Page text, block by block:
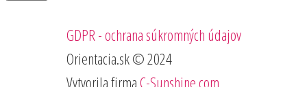
GDPR - ochrana súkromných údajov
Orientacia.sk © 2024
Vytvorila firmaC-Sunshine.com